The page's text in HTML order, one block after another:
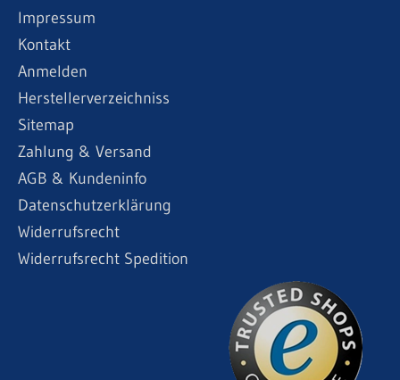
Impressum
Kontakt
Anmelden
Herstellerverzeichniss
Sitemap
Zahlung & Versand
AGB & Kundeninfo
Datenschutzerklärung
Widerrufsrecht
Widerrufsrecht Spedition